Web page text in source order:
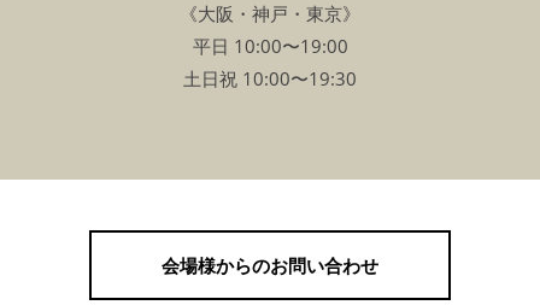
《大阪・神戸・東京》
平日 10:00〜19:00
土日祝 10:00〜19:30
会場様からのお問い合わせ